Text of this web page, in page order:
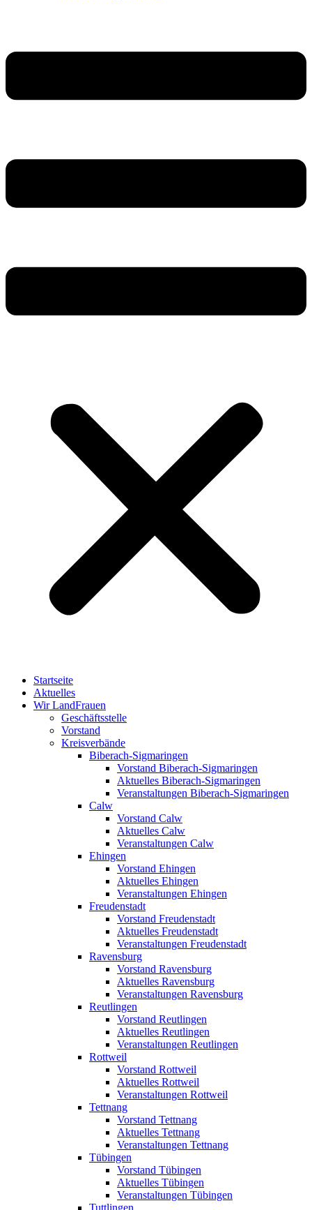
Startseite
Aktuelles
Wir LandFrauen
Geschäftsstelle
Vorstand
Kreisverbände
Biberach-Sigmaringen
Vorstand Biberach-Sigmaringen
Aktuelles Biberach-Sigmaringen
Veranstaltungen Biberach-Sigmaringen
Calw
Vorstand Calw
Aktuelles Calw
Veranstaltungen Calw
Ehingen
Vorstand Ehingen
Aktuelles Ehingen
Veranstaltungen Ehingen
Freudenstadt
Vorstand Freudenstadt
Aktuelles Freudenstadt
Veranstaltungen Freudenstadt
Ravensburg
Vorstand Ravensburg
Aktuelles Ravensburg
Veranstaltungen Ravensburg
Reutlingen
Vorstand Reutlingen
Aktuelles Reutlingen
Veranstaltungen Reutlingen
Rottweil
Vorstand Rottweil
Aktuelles Rottweil
Veranstaltungen Rottweil
Tettnang
Vorstand Tettnang
Aktuelles Tettnang
Veranstaltungen Tettnang
Tübingen
Vorstand Tübingen
Aktuelles Tübingen
Veranstaltungen Tübingen
Tuttlingen